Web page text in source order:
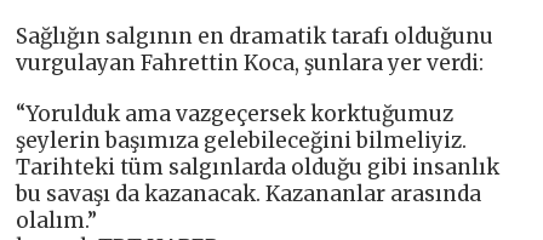
Sağlığın salgının en dramatik tarafı olduğunu
vurgulayan Fahrettin Koca, şunlara yer verdi:
“Yorulduk ama vazgeçersek korktuğumuz
şeylerin başımıza gelebileceğini bilmeliyiz.
Tarihteki tüm salgınlarda olduğu gibi insanlık
bu savaşı da kazanacak. Kazananlar arasında
olalım.”